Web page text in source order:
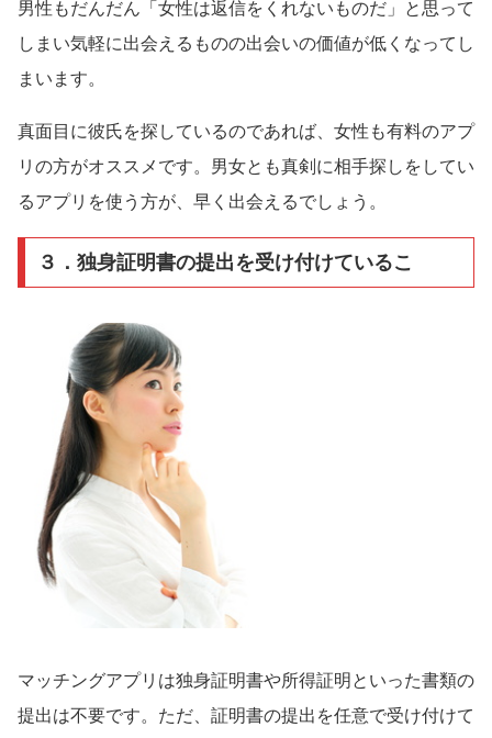
男性もだんだん「女性は返信をくれないものだ」と思って
しまい気軽に出会えるものの出会いの価値が低くなってし
まいます。
真面目に彼氏を探しているのであれば、女性も有料のアプ
リの方がオススメです。男女とも真剣に相手探しをしてい
るアプリを使う方が、早く出会えるでしょう。
３．独身証明書の提出を受け付けているこ
マッチングアプリは独身証明書や所得証明といった書類の
提出は不要です。ただ、証明書の提出を任意で受け付けて